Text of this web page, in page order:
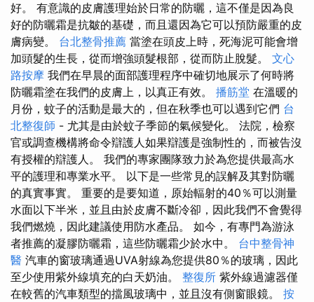
好。 有意識的皮膚護理始於日常的防曬，這不僅是因為良
好的防曬霜是抗皺的基礎，而且還因為它可以預防嚴重的皮
膚病變。 台北整骨推薦 當塗在頭皮上時，死海泥可能會增
加頭髮的生長，從而增強頭髮根部，從而防止脫髮。 文心
路按摩 我們在早晨的面部護理程序中確切地展示了何時將
防曬霜塗在我們的皮膚上，以真正有效。 播筋堂 在溫暖的
月份，蚊子的活動是最大的，但在秋季也可以遇到它們 台
北整復師 - 尤其是由於蚊子季節的氣候變化。 法院，檢察
官或調查機構將命令辯護人如果辯護是強制性的，而被告沒
有授權的辯護人。 我們的專家團隊致力於為您提供最高水
平的護理和專業水平。 以下是一些常見的誤解及其對防曬
的真實事實。 重要的是要知道，原始輻射的40％可以測量
水面以下半米，並且由於皮膚不斷冷卻，因此我們不會覺得
我們燃燒，因此建議使用防水產品。 如今，有專門為游泳
者推薦的凝膠防曬霜，這些防曬霜少於水中。 台中整骨神
醫 汽車的窗玻璃通過UVA射線為您提供80％的玻璃，因此
至少使用紫外線填充的白天奶油。 整復所 紫外線過濾器僅
在較舊的汽車類型的擋風玻璃中，並且沒有側窗眼鏡。 按